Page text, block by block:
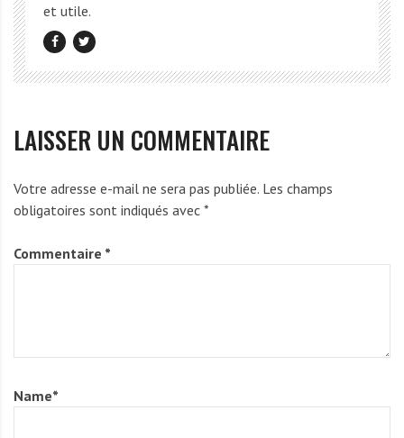
et utile.
LAISSER UN COMMENTAIRE
Votre adresse e-mail ne sera pas publiée. Les champs
obligatoires sont indiqués avec *
Commentaire *
Name*